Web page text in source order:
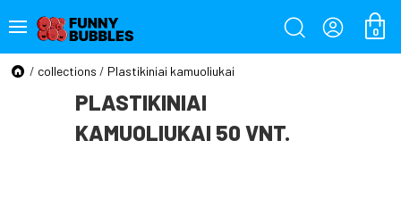
0
/ collections / Plastikiniai kamuoliukai
PLASTIKINIAI
KAMUOLIUKAI 50 VNT.